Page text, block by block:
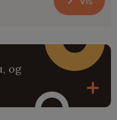
og